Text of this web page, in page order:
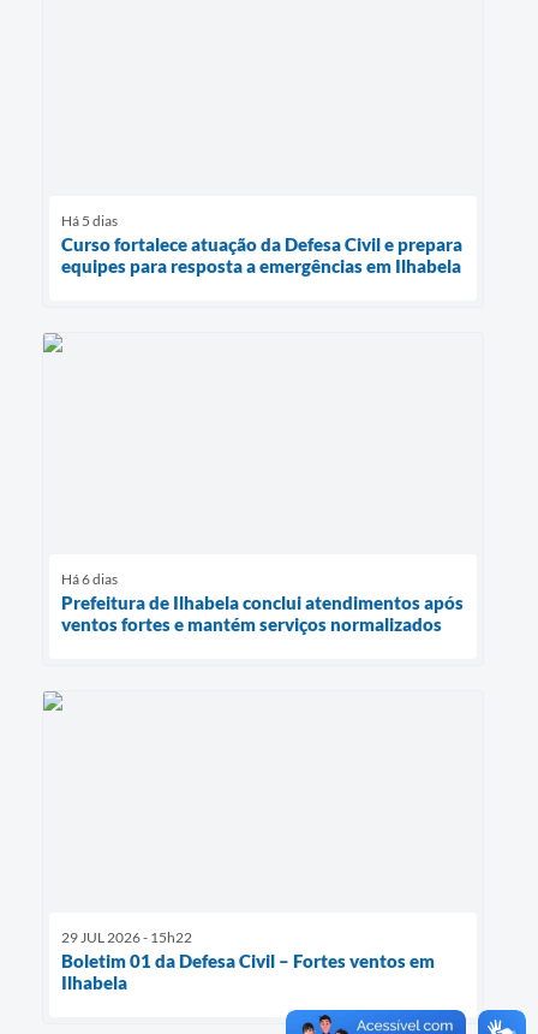
Há 5 dias
Curso fortalece atuação da Defesa Civil e prepara
equipes para resposta a emergências em Ilhabela
Há 6 dias
Prefeitura de Ilhabela conclui atendimentos após
ventos fortes e mantém serviços normalizados
29 JUL 2026 - 15h22
Boletim 01 da Defesa Civil – Fortes ventos em
Ilhabela